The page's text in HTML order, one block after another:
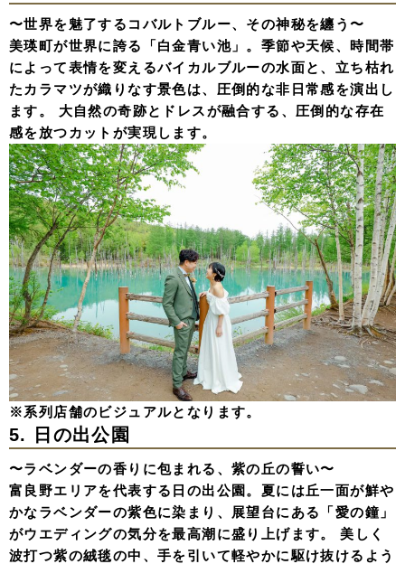
〜世界を魅了するコバルトブルー、その神秘を纏う〜
美瑛町が世界に誇る「白金青い池」。季節や天候、時間帯
によって表情を変えるバイカルブルーの水面と、立ち枯れ
たカラマツが織りなす景色は、圧倒的な非日常感を演出し
ます。 大自然の奇跡とドレスが融合する、圧倒的な存在
感を放つカットが実現します。
※系列店舗のビジュアルとなります。
5. 日の出公園
〜ラベンダーの香りに包まれる、紫の丘の誓い〜
富良野エリアを代表する日の出公園。夏には丘一面が鮮や
かなラベンダーの紫色に染まり、展望台にある「愛の鐘」
がウエディングの気分を最高潮に盛り上げます。 美しく
波打つ紫の絨毯の中、手を引いて軽やかに駆け抜けるよう